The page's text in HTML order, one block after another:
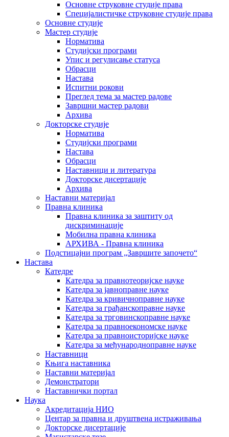
Основне струковне студије права
Специјалистичке струковне студије права
Основне студије
Мастер студије
Норматива
Студијски програми
Упис и регулисање статуса
Обрасци
Настава
Испитни рокови
Преглед тема за мастер радове
Завршни мастер радови
Архива
Докторске студије
Норматива
Студијски програми
Настава
Обрасци
Наставници и литература
Докторске дисертације
Архива
Наставни материјал
Правна клиника
Правна клиника за заштиту од
дискриминације
Мобилна правна клиника
АРХИВА - Правна клиника
Подстицајни програм „Завршите започето“
Настава
Катедре
Катедра за правнотеоријске науке
Катедра за јавноправне науке
Катедра за кривичноправне науке
Катедра за грађанскоправне науке
Катедра за трговинскоправне науке
Катедра за правноекономске науке
Катедра за правноисторијске науке
Катедра за међународноправне науке
Наставници
Књига наставника
Наставни материјал
Демонстратори
Наставнички портал
Наука
Акредитација НИО
Центар за правна и друштвена истраживања
Докторске дисертације